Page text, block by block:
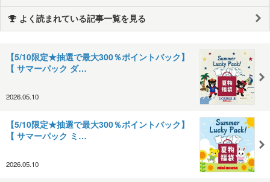
よく読まれている記事一覧を見る
【5/10限定★抽選で最大300％ポイントバック】
【 サマーパック ダ…
2026.05.10
【5/10限定★抽選で最大300％ポイントバック】
【 サマーパック ミ…
2026.05.10